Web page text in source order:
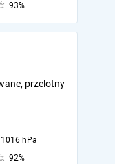
93%
przelotny
1016 hPa
92%